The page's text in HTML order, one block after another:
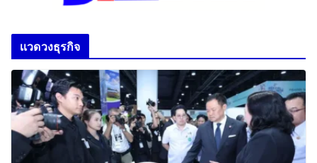
เเวดวงธุรกิจ